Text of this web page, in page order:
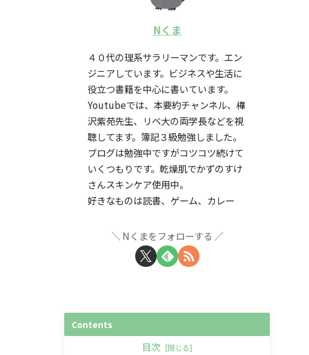
Nくま
４０代の理系サラリーマンです。エン
ジニアしています。ビジネスや生活に
役立つ書籍を中心に書いています。
Youtubeでは、本要約チャンネル、樺
沢紫苑先生、リベ大の両学長などを視
聴してます。簿記３級勉強しました。
ブログは勉強中ですがコツコツ続けて
いくつもりです。乾燥肌でかずのすけ
さんスキンケア使用中。
好きなものは読書、ゲーム、カレー
Nくまをフォローする
Contents
目次